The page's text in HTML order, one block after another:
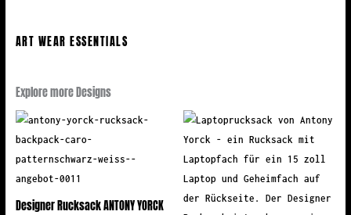
ART WEAR ESSENTIALS
Explore more Designs
Designer Rucksack ANTONY YORCK